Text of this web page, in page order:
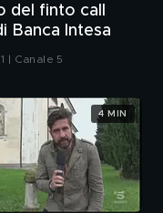
del finto call
Banca Intesa
| Canale 5
4 MIN